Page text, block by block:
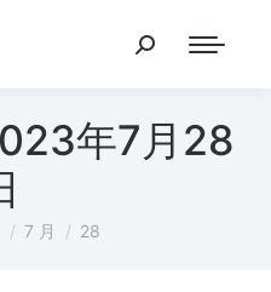
年7月28
7 月 28